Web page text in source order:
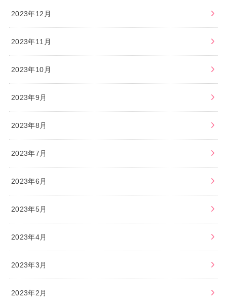
2023年12月
2023年11月
2023年10月
2023年9月
2023年8月
2023年7月
2023年6月
2023年5月
2023年4月
2023年3月
2023年2月